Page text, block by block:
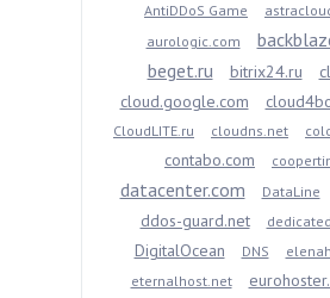
AntiDDoS Game
aurologic.com
beget.ru bitrix24.ru
cloud.google.com
CloudLITE.ru cloudns.net
contabo.com
datacenter.com DataLine
ddos-guard.net dedicated
DigitalOcean DNS
eternalhost.net